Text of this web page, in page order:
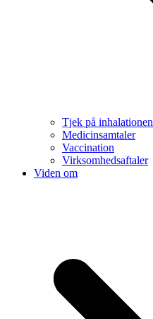
Tjek på inhalationen
Medicinsamtaler
Vaccination
Virksomhedsaftaler
Viden om